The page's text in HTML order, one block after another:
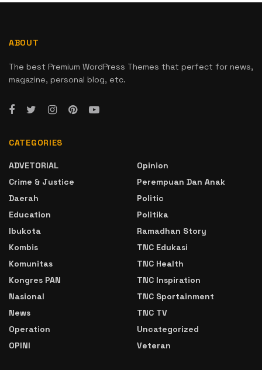
ABOUT
The best Premium WordPress Themes that perfect for news,
magazine, personal blog, etc.
CATEGORIES
ADVETORIAL
Crime & Justice
Daerah
Education
Ibukota
Kombis
Komunitas
Kongres PAN
Nasional
News
Operation
OPINI
Opinion
Perempuan Dan Anak
Politic
Politika
Ramadhan Story
TNC Edukasi
TNC Health
TNC Inspiration
TNC Sportainment
TNC TV
Uncategorized
Veteran